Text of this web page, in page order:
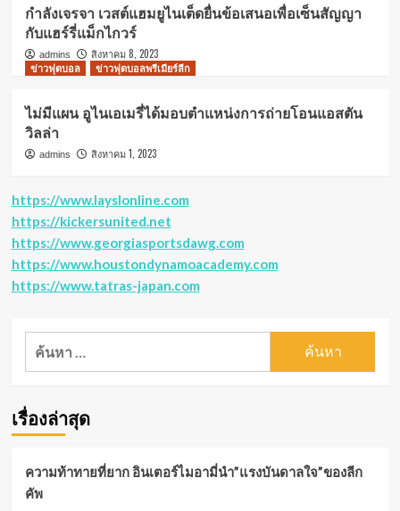
กำลังเจรจา เวสต์แฮมยูไนเต็ดยื่นข้อเสนอเพื่อเซ็นสัญญา
กับแฮร์รี่แม็กไกวร์
admins
สิงหาคม 8, 2023
ข่าวฟุตบอล
ข่าวฟุตบอลพรีเมียร์ลีก
ไม่มีแผน อูไนเอเมรี่ได้มอบตำแหน่งการถ่ายโอนแอสตัน
วิลล่า
admins สิงหาคม 1, 2023
https://www.layslonline.com
https://kickersunited.net
https://www.georgiasportsdawg.com
https://www.houstondynamoacademy.com
https://www.tatras-japan.com
ค้นหา
เรื่องล่าสุด
ความท้าทายที่ยาก อินเตอร์ไมอามี่นำ”แรงบันดาลใจ”ของลีก
คัพ